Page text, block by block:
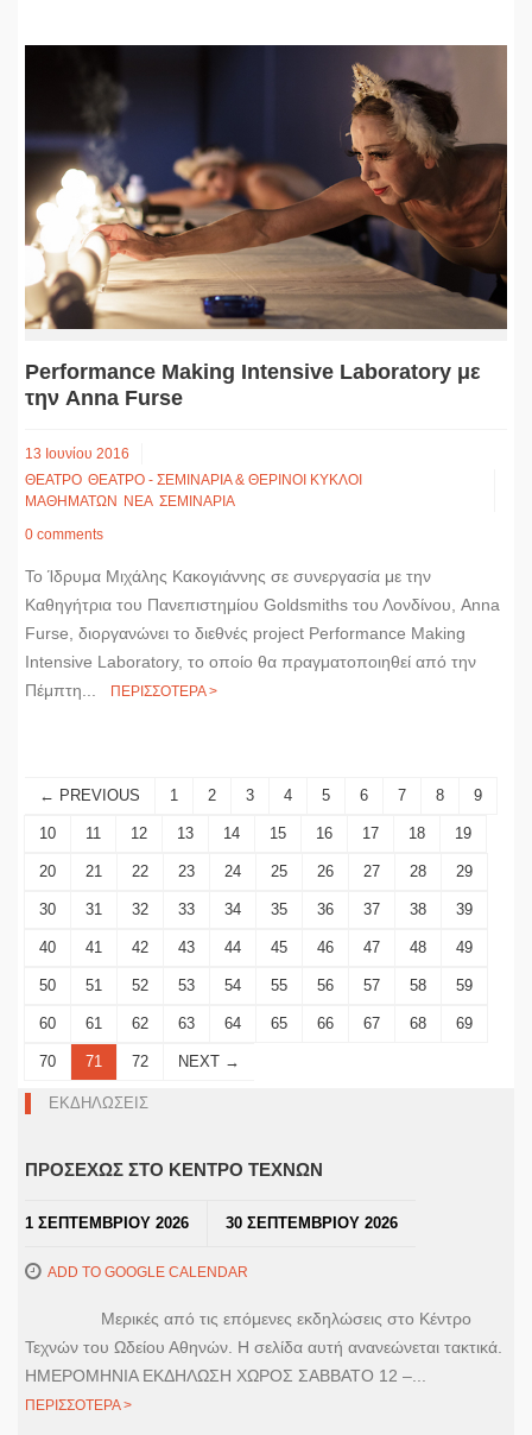
Performance Making Intensive Laboratory με
την Anna Furse
13 Ιουνίου 2016
ΘΕΑΤΡΟ ΘΕΑΤΡΟ - ΣΕΜΙΝΑΡΙΑ & ΘΕΡΙΝΟΙ ΚΥΚΛΟΙ
ΜΑΘΗΜΑΤΩΝ ΝΕΑ ΣΕΜΙΝΑΡΙΑ
0 comments
Το Ίδρυμα Μιχάλης Κακογιάννης σε συνεργασία με την
Kαθηγήτρια του Πανεπιστημίου Goldsmiths του Λονδίνου, Anna
Furse, διοργανώνει το διεθνές project Performance Making
Intensive Laboratory, το οποίο θα πραγματοποιηθεί από την
Πέμπτη...
ΠΕΡΙΣΣΟΤΕΡΑ >
← PREVIOUS 1 2 3 4 5 6 7 8 9
10 11 12 13 14 15 16 17 18 19
20 21 22 23 24 25 26 27 28 29
30 31 32 33 34 35 36 37 38 39
40 41 42 43 44 45 46 47 48 49
50 51 52 53 54 55 56 57 58 59
60 61 62 63 64 65 66 67 68 69
70 71 72 NEXT →
ΕΚΔΗΛΩΣΕΙΣ
ΠΡΟΣΕΧΩΣ ΣΤΟ ΚΕΝΤΡΟ ΤΕΧΝΩΝ
1 ΣΕΠΤΕΜΒΡΙΟΥ 2026 30 ΣΕΠΤΕΜΒΡΙΟΥ 2026
ADD TO GOOGLE CALENDAR
Μερικές από τις επόμενες εκδηλώσεις στο Κέντρο
Τεχνών του Ωδείου Αθηνών. Η σελίδα αυτή ανανεώνεται τακτικά.
ΗΜΕΡΟΜΗΝΙΑ ΕΚΔΗΛΩΣΗ ΧΩΡΟΣ ΣΑΒΒΑΤΟ 12 –...
ΠΕΡΙΣΣΟΤΕΡΑ >